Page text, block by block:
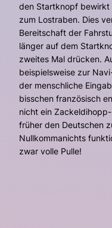
den Startknopf bewirkt
zum Lostraben. Dies
Bereitschaft der
länger auf dem
zweites Mal drücken.
beispielsweise zur
der menschliche
bisschen französisch
nicht ein
früher den Deutschen
Nullkommanichts
zwar volle Pulle!